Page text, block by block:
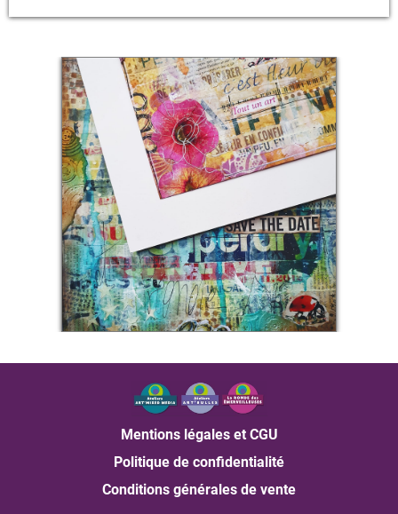
Mentions légales et CGU
Politique de confidentialité
Conditions générales de vente